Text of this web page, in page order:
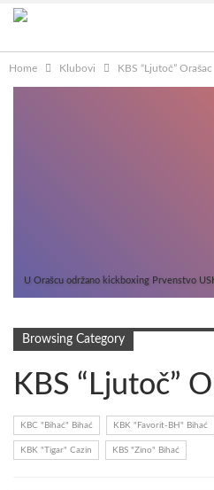
Home Klubovi KBS “Ljutoč” Orašac
U Orašcu održano kickboxing Prvenstvo
Browsing Category
KBS “Ljutoč”
KBC "Bihać" Bihać KBK "Favorit-BH" Bihać
KBK "Tigar" Cazin KBS "Zino" Bihać